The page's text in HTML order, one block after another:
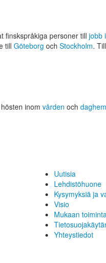
finskspråkiga personer till jobb
till Göteborg och Stockholm.
inom vården och daghem
Uutisia
Lehdistöhuone
Kysymyksiä ja
Visio
Mukaan
Yhteystiedot